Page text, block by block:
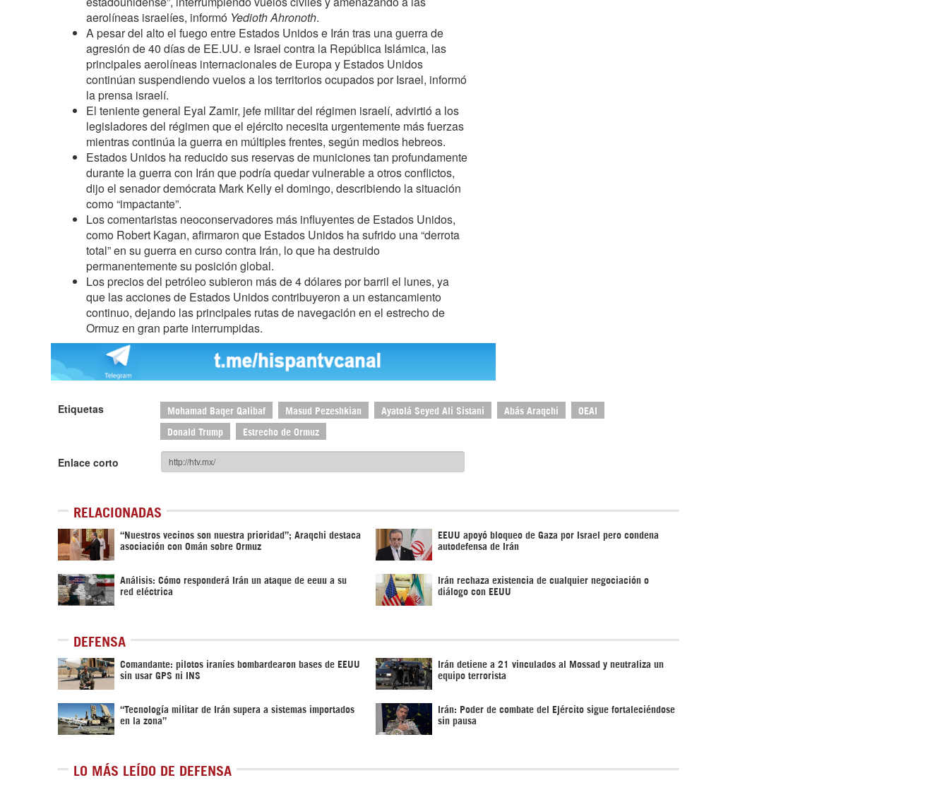
aerolíneas israelíes, informó Yedioth Ahronoth.
A pesar del alto el fuego entre Estados Unidos e Irán tras una guerra de
agresión de 40 días de EE.UU. e Israel contra la República Islámica, las
principales aerolíneas internacionales de Europa y Estados Unidos
continúan suspendiendo vuelos a los territorios ocupados por Israel, informó
la prensa israelí.
El teniente general Eyal Zamir, jefe militar del régimen israelí, advirtió a los
legisladores del régimen que el ejército necesita urgentemente más fuerzas
mientras continúa la guerra en múltiples frentes, según medios hebreos.
Estados Unidos ha reducido sus reservas de municiones tan profundamente
durante la guerra con Irán que podría quedar vulnerable a otros conflictos,
dijo el senador demócrata Mark Kelly el domingo, describiendo la situación
como “impactante”.
Los comentaristas neoconservadores más influyentes de Estados Unidos,
como Robert Kagan, afirmaron que Estados Unidos ha sufrido una “derrota
total” en su guerra en curso contra Irán, lo que ha destruido
permanentemente su posición global.
Los precios del petróleo subieron más de 4 dólares por barril el lunes, ya
que las acciones de Estados Unidos contribuyeron a un estancamiento
continuo, dejando las principales rutas de navegación en el estrecho de
Ormuz en gran parte interrumpidas.
Etiquetas Mohamad Baqer Qalibaf Masud Pezeshkian Ayatolá Seyed Ali Sistani Abás Araqchi OEAI
Donald Trump Estrecho de Ormuz
Enlace corto
RELACIONADAS
“Nuestros vecinos son nuestra prioridad”; Araqchi destaca
asociación con Omán sobre Ormuz
EEUU apoyó bloqueo de Gaza por Israel pero condena
autodefensa de Irán
Análisis: Cómo responderá Irán un ataque de eeuu a su
red eléctrica
Irán rechaza existencia de cualquier negociación o
diálogo con EEUU
DEFENSA
Comandante: pilotos iraníes bombardearon bases de EEUU
sin usar GPS ni INS
Irán detiene a 21 vinculados al Mossad y neutraliza un
equipo terrorista
“Tecnología militar de Irán supera a sistemas importados
en la zona”
Irán: Poder de combate del Ejército sigue fortaleciéndose
sin pausa
LO MÁS LEÍDO DE DEFENSA